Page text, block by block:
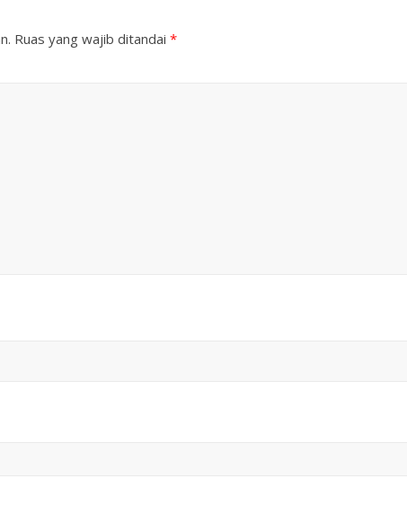
Ruas yang wajib ditandai *